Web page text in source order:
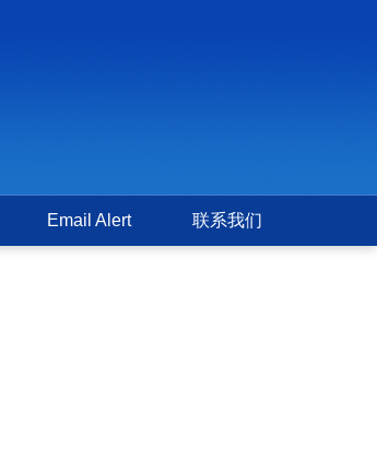
Email Alert 联系我们